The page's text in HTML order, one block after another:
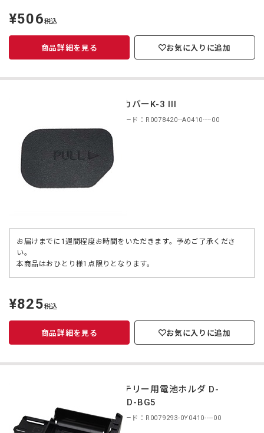
定
価
¥506税込
商品詳細を見る お気に入りに追加
接点カバーK-3 III
商品コード：R0078420--A0410----00
お届けまでに1週間程度お時間をいただきます。予めご了承くださ
い。
本商品はおひとり様1点限りとなります。
定
価
¥825税込
商品詳細を見る お気に入りに追加
バッテリー用電池ホルダ D-
BG4/D-BG5
商品コード：R0079293-0Y0410----00